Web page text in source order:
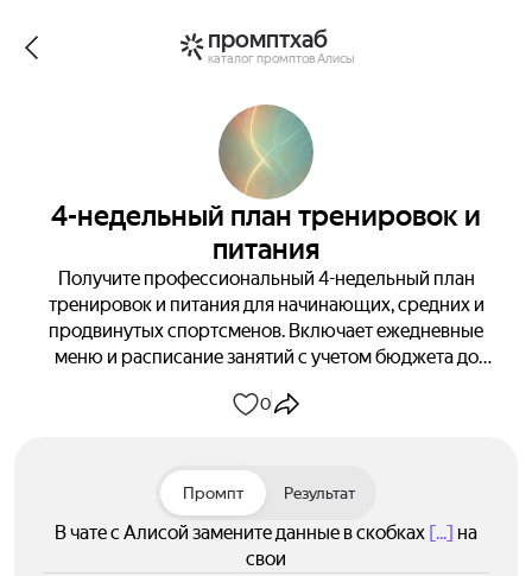
промптхаб
каталог промптов Алисы
4-недельный план тренировок и
питания
Получите профессиональный 4-недельный план
тренировок и питания для начинающих, средних и
продвинутых спортсменов. Включает ежедневные
меню и расписание занятий с учетом бюджета до
экономьте время на планировании!
0
Промпт Результат
В чате с Алисой замените данные в скобках [...] на
свои